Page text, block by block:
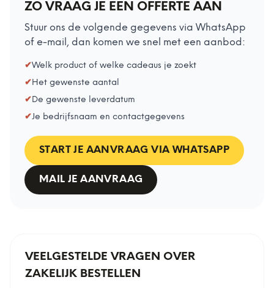
ZO VRAAG JE EEN OFFERTE AAN
Stuur ons de volgende gegevens via WhatsApp
of e-mail, dan komen we snel met een aanbod:
✔Welk product of welke cadeaus je zoekt
✔Het gewenste aantal
✔De gewenste leverdatum
✔Je bedrijfsnaam en contactgegevens
START JE AANVRAAG VIA WHATSAPP
MAIL JE AANVRAAG
VEELGESTELDE VRAGEN OVER
ZAKELIJK BESTELLEN